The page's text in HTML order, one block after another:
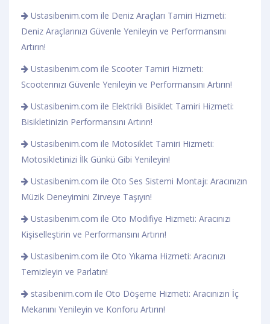
Ustasibenim.com ile Deniz Araçları Tamiri Hizmeti:
Deniz Araçlarınızı Güvenle Yenileyin ve Performansını
Artırın!
Ustasibenim.com ile Scooter Tamiri Hizmeti:
Scooterınızı Güvenle Yenileyin ve Performansını Artırın!
Ustasibenim.com ile Elektrikli Bisiklet Tamiri Hizmeti:
Bisikletinizin Performansını Artırın!
Ustasibenim.com ile Motosiklet Tamiri Hizmeti:
Motosikletinizi İlk Günkü Gibi Yenileyin!
Ustasibenim.com ile Oto Ses Sistemi Montajı: Aracınızın
Müzik Deneyimini Zirveye Taşıyın!
Ustasibenim.com ile Oto Modifiye Hizmeti: Aracınızı
Kişiselleştirin ve Performansını Artırın!
Ustasibenim.com ile Oto Yıkama Hizmeti: Aracınızı
Temizleyin ve Parlatın!
stasibenim.com ile Oto Döşeme Hizmeti: Aracınızın İç
Mekanını Yenileyin ve Konforu Artırın!